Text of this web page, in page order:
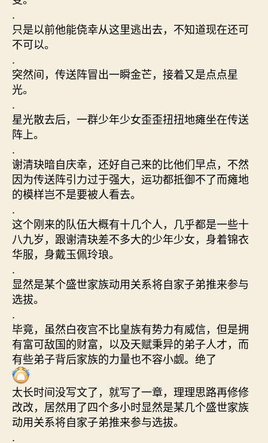
.
只是以前他能侥幸从这里逃出去，不知道现在还可
不可以。
.
突然间，传送阵冒出一瞬金芒，接着又是点点星
光。
.
星光散去后，一群少年少女歪歪扭扭地瘫坐在传送
阵上。
.
谢清玦暗自庆幸，还好自己来的比他们早点，不然
因为传送阵引力过于强大，运功都抵御不了而瘫地
的模样岂不是要被人看去。
.
这个刚来的队伍大概有十几个人，几乎都是一些十
八九岁，跟谢清玦差不多大的少年少女，身着锦衣
华服，身戴玉佩玲琅。
.
显然是某个盛世家族动用关系将自家子弟推来参与
选拔。
.
毕竟，虽然白夜宫不比皇族有势力有威信，但是拥
有富可敌国的财富，以及天赋秉异的弟子人才，而
有些弟子背后家族的力量也不容小觑。绝了
太长时间没写文了，就写了一章，理理思路再修修
改改，居然用了四个多小时显然是某几个盛世家族
动用关系将自家子弟推来参与选拔。
.